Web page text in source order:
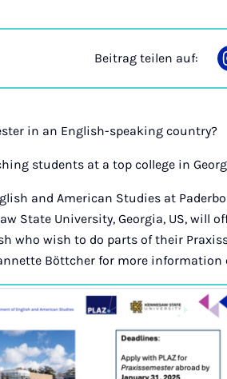
Beitrag teilen auf:
in an English-speaking country?
students at a top college in
and American Studies at
State University, Georgia, US, will
who wish to do parts of their
Böttcher for more information